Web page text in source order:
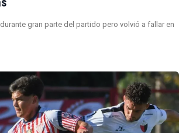
gran parte del partido pero volvió a fallar en